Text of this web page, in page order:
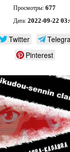
Просмотры: 677
Дата: 2022-09-22
Twitter
Pinterest